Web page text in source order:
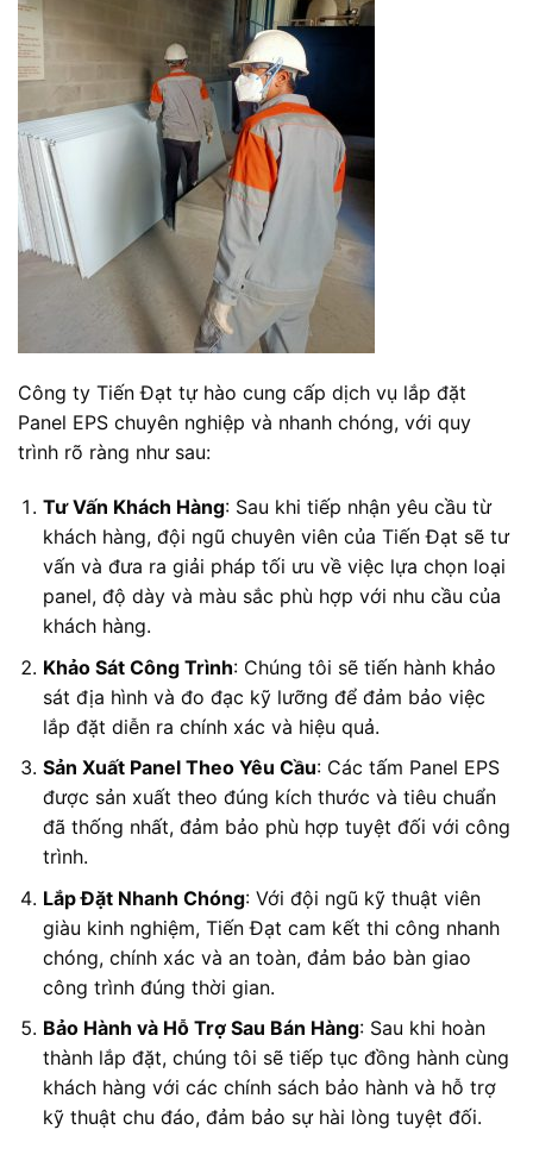
Công ty Tiến Đạt tự hào cung cấp dịch vụ lắp đặt
Panel EPS chuyên nghiệp và nhanh chóng, với quy
trình rõ ràng như sau:
Tư Vấn Khách Hàng: Sau khi tiếp nhận yêu cầu từ
khách hàng, đội ngũ chuyên viên của Tiến Đạt sẽ tư
vấn và đưa ra giải pháp tối ưu về việc lựa chọn loại
panel, độ dày và màu sắc phù hợp với nhu cầu của
khách hàng.
Khảo Sát Công Trình: Chúng tôi sẽ tiến hành khảo
sát địa hình và đo đạc kỹ lưỡng để đảm bảo việc
lắp đặt diễn ra chính xác và hiệu quả.
Sản Xuất Panel Theo Yêu Cầu: Các tấm Panel EPS
được sản xuất theo đúng kích thước và tiêu chuẩn
đã thống nhất, đảm bảo phù hợp tuyệt đối với công
trình.
Lắp Đặt Nhanh Chóng: Với đội ngũ kỹ thuật viên
giàu kinh nghiệm, Tiến Đạt cam kết thi công nhanh
chóng, chính xác và an toàn, đảm bảo bàn giao
công trình đúng thời gian.
Bảo Hành và Hỗ Trợ Sau Bán Hàng: Sau khi hoàn
thành lắp đặt, chúng tôi sẽ tiếp tục đồng hành cùng
khách hàng với các chính sách bảo hành và hỗ trợ
kỹ thuật chu đáo, đảm bảo sự hài lòng tuyệt đối.